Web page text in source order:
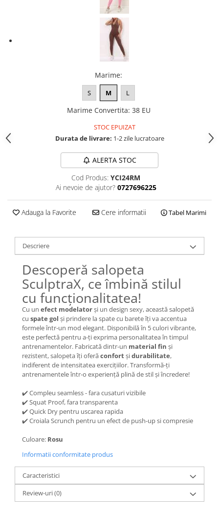
Marime:
S M L
Marime Convertita: 38 EU
STOC EPUIZAT
Durata de livrare: 1-2 zile lucratoare
ALERTA STOC
Cod Produs: YCI24RM
Ai nevoie de ajutor? 0727696225
Adauga la Favorite Cere informatii Tabel Marimi
Descriere
Descoperă salopeta
SculptraX, ce îmbină stilul
cu funcționalitatea!
Cu un efect modelatorși un design sexy, această salopetă
cu spate gol și prindere la spate cu barete îți va accentua
formele într-un mod elegant. Disponibilă în 5 culori vibrante,
este perfectă pentru a-ți exprima personalitatea în timpul
antrenamentelor. Fabricată dintr-un material fin și
rezistent, salopeta îți oferăconfortșidurabilitate,
indiferent de intensitatea exercițiilor. Transformă-ți
antrenamentele într-o experiență plină de stil și încredere!
✔️ Compleu seamless - fara cusaturi vizibile
✔️ Squat Proof, fara transparenta
✔️ Quick Dry pentru uscarea rapida
✔️ Croiala Scrunch pentru un efect de push-up si compresie
Culoare: Rosu
Informatii conformitate produs
Caracteristici
Review-uri(0)